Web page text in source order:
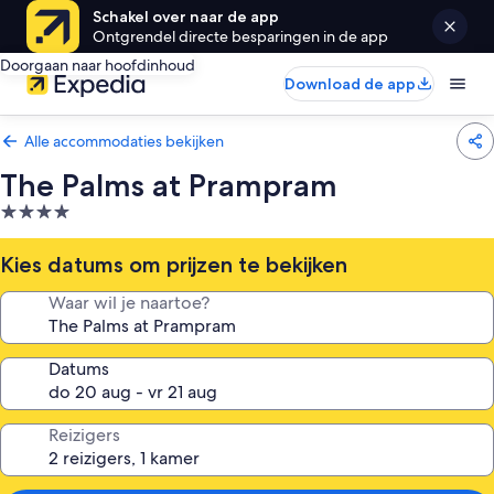
Schakel over naar de app
Ontgrendel directe besparingen in de app
Doorgaan naar hoofdinhoud
Download de app
Alle accommodaties bekijken
The Palms at Prampram
4.0-
sterrenaccommodatie
Kies datums om prijzen te bekijken
Waar wil je naartoe?
Datums
Reizigers